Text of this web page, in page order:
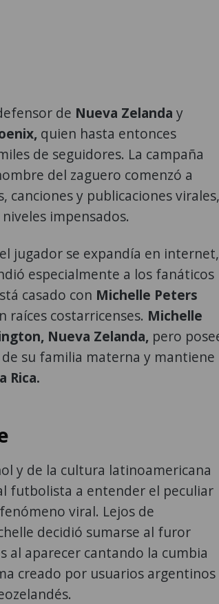
de Nueva Zelanda y
quien hasta entonces
de seguidores. La campaña
del zaguero comenzó a
canciones y publicaciones virales,
impensados.
jugador se expandía en internet,
especialmente a los fanáticos
casado con Michelle Peters
raíces costarricenses. Michelle
Nueva Zelanda, pero
su familia materna y mantiene
Rica.
y de la cultura latinoamericana
futbolista a entender el peculiar
viral. Lejos de
decidió sumarse al furor
al aparecer cantando la cumbia
creado por usuarios argentinos